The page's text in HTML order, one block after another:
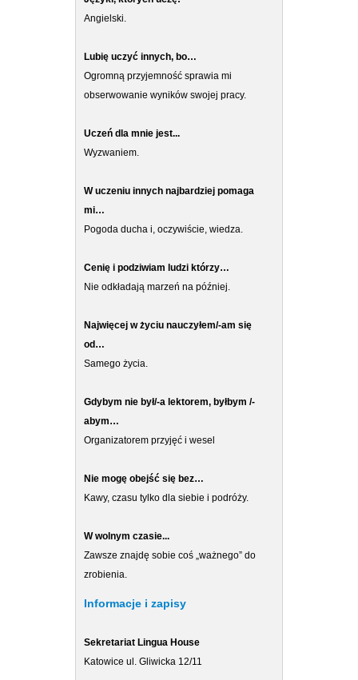
Angielski.
Lubię uczyć innych, bo…
Ogromną przyjemność sprawia mi
obserwowanie wyników swojej pracy.
Uczeń dla mnie jest...
Wyzwaniem.
W uczeniu innych najbardziej pomaga
mi…
Pogoda ducha i, oczywiście, wiedza.
Cenię i podziwiam ludzi którzy…
Nie odkładają marzeń na później.
Najwięcej w życiu nauczyłem/-am się
od…
Samego życia.
Gdybym nie był/-a lektorem, byłbym /-
abym…
Organizatorem przyjęć i wesel
Nie mogę obejść się bez…
Kawy, czasu tylko dla siebie i podróży.
W wolnym czasie...
Zawsze znajdę sobie coś „ważnego” do
zrobienia.
Informacje i zapisy
Sekretariat Lingua House
Katowice ul. Gliwicka 12/11